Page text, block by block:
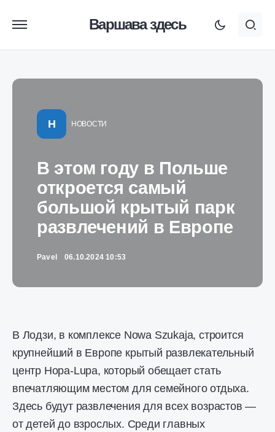
Варшава здесь
Н НОВОСТИ
В этом году в Польше
откроется самый
большой крытый парк
развлечений в Европе
Pavel 06.10.2024 10:53
В Лодзи, в комплексе Nowa Szukaja, строится
крупнейший в Европе крытый развлекательный
центр Hopa-Lupa, который обещает стать
впечатляющим местом для семейного отдыха.
Здесь будут развлечения для всех возрастов —
от детей до взрослых. Среди главных